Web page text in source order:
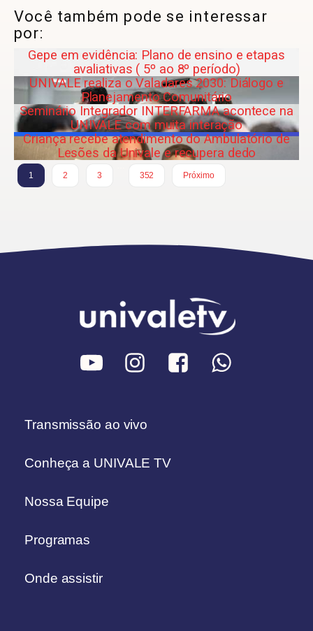
Você também pode se interessar
por:
Gepe em evidência: Plano de ensino e etapas
avaliativas ( 5º ao 8º período)
UNIVALE realiza o Valadares 2030: Diálogo e
Planejamento Comunitário
Seminário Integrador INTERFARMA acontece na
UNIVALE com muita interação
Criança recebe atendimento do Ambulatório de
Lesões da Univale e recupera dedo
1 2 3
352
Próximo
Transmissão ao vivo
Conheça a UNIVALE TV
Nossa Equipe
Programas
Onde assistir